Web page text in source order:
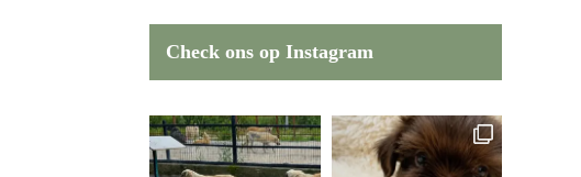
Check ons op Instagram